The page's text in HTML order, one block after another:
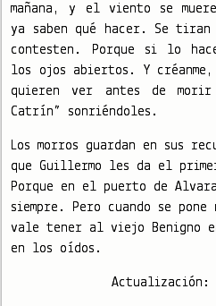
mañana, y el viento se
ya saben qué hacer. Se tiran
contesten. Porque si lo
los ojos abiertos. Y créanme,
quieren ver antes de
Catrín” sonriéndoles.
Los morros guardan en sus
que Guillermo les da el
Porque en el puerto de
siempre. Pero cuando se
vale tener al viejo Benigno
en los oídos.
Actualización: